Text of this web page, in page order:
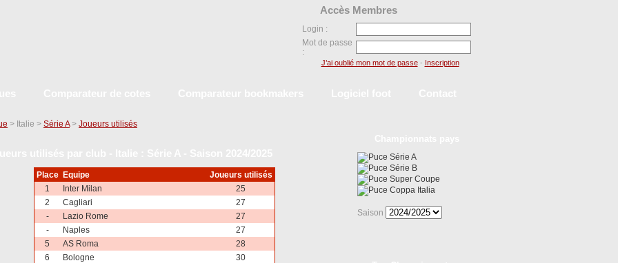
> Italie > Série A> Joueurs utilisés
Place Equipe
Joueurs utilisés
1
Inter Milan
25
2
Cagliari
27
-
Lazio Rome
27
-
Naples
27
5
AS Roma
28
6
Bologne
30
Série A
Série B
Super Coupe
Coppa Italia
Saison
Accès Membres
Login :
Mot de passe
:
J’ai oublié mon mot de passe- Inscription